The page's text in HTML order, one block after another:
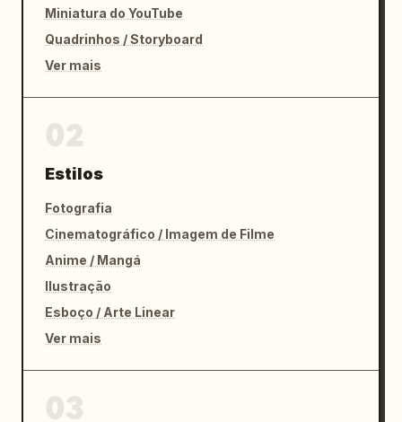
Miniatura do YouTube
Quadrinhos / Storyboard
Ver mais
Estilos
Fotografia
Cinematográfico / Imagem de Filme
Anime / Mangá
Ilustração
Esboço / Arte Linear
Ver mais